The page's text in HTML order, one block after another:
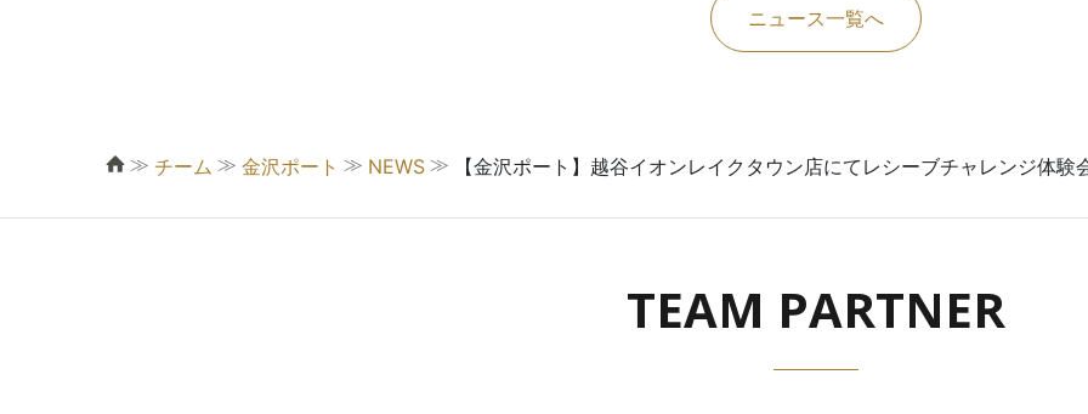
ニュース一覧へ
≫ チーム ≫ 金沢ポート ≫ NEWS ≫ 【金沢ポート】越谷イオンレイクタウン店にてレシーブチャレンジ体験
TEAM PARTNER